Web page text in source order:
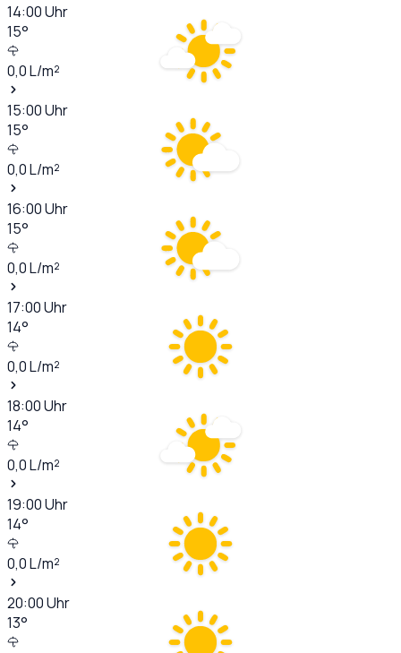
14:00Uhr
15°
0,0L/m²
15:00Uhr
15°
0,0L/m²
16:00Uhr
15°
0,0L/m²
17:00Uhr
14°
0,0L/m²
18:00Uhr
14°
0,0L/m²
19:00Uhr
14°
0,0L/m²
20:00Uhr
13°